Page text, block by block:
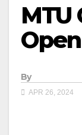
MTU
By
APR 26, 2024